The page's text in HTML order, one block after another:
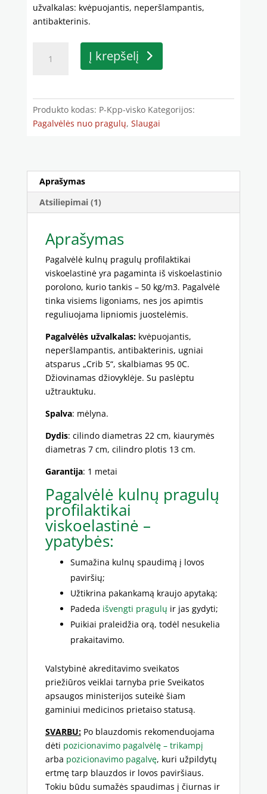
užvalkalas: kvėpuojantis, neperšlampantis,
antibakterinis.
kiekis:
pragulų
profilaktikai
viskoelastinė
Į krepšelį
Produkto kodas: P-Kpp-visko Kategorijos:
Pagalvėlės nuo pragulų, Slaugai
Aprašymas
Atsiliepimai (1)
Aprašymas
Pagalvėlė kulnų pragulų profilaktikai
viskoelastinė yra pagaminta iš viskoelastinio
porolono, kurio tankis – 50 kg/m3. Pagalvėlė
tinka visiems ligoniams, nes jos apimtis
reguliuojama lipniomis juostelėmis.
Pagalvėlės užvalkalas:kvėpuojantis,
neperšlampantis, antibakterinis, ugniai
atsparus „Crib 5“, skalbiamas 95 0C.
Džiovinamas džiovyklėje. Su paslėptu
užtrauktuku.
Spalva: mėlyna.
Dydis: cilindo diametras 22 cm, kiaurymės
diametras 7 cm, cilindro plotis 13 cm.
Garantija: 1 metai
Pagalvėlė kulnų pragulų
profilaktikai
viskoelastinė –
ypatybės:
Sumažina kulnų spaudimą į lovos
paviršių;
Užtikrina pakankamą kraujo apytaką;
Padeda išvengti pragulų ir jas gydyti;
Puikiai praleidžia orą, todėl nesukelia
prakaitavimo.
Valstybinė akreditavimo sveikatos
priežiūros veiklai tarnyba prie Sveikatos
apsaugos ministerijos suteikė šiam
gaminiui medicinos prietaiso statusą.
SVARBU:Po blauzdomis rekomenduojama
dėti pozicionavimo pagalvėlę – trikampį
arba pozicionavimo pagalvę, kuri užpildytų
ertmę tarp blauzdos ir lovos paviršiaus.
Tokiu būdu sumažės spaudimas į čiurnas ir